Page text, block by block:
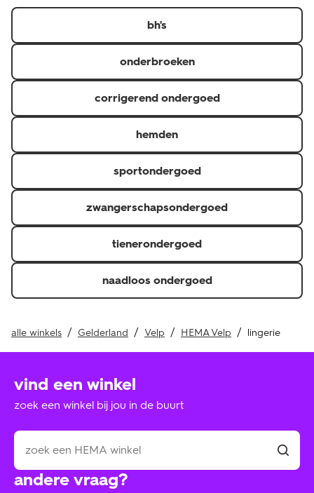
er in diverse kleuren, designs en verschillende maten.
bh's
onderbroeken
corrigerend ondergoed
hemden
sportondergoed
zwangerschapsondergoed
tienerondergoed
naadloos ondergoed
alle winkels Gelderland Velp HEMA Velp lingerie
andere vraag?
vind een winkel
zoek een winkel bij jou in de buurt